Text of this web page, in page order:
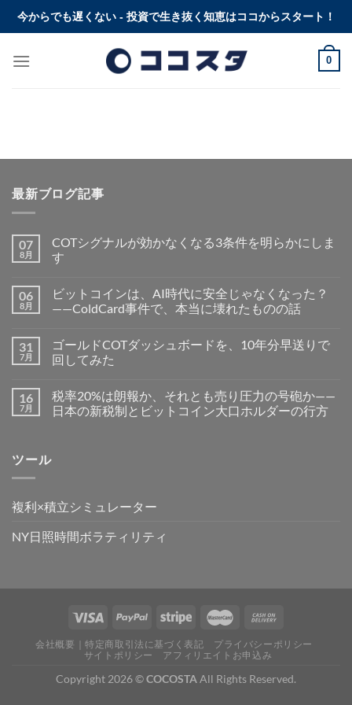
Skip今からでも遅くない - 投資で生き抜く知恵はココからスタート！
0
最新ブログ記事
07
8月
COTシグナルが効かなくなる3条件を明らかにしま
す
06
8月
ビットコインは、AI時代に安全じゃなくなった？
——ColdCard事件で、本当に壊れたものの話
31
7月
ゴールドCOTダッシュボードを、10年分早送りで
回してみた
16
7月
税率20%は朗報か、それとも売り圧力の号砲か——
日本の新税制とビットコイン大口ホルダーの行方
ツール
複利×積立シミュレーター
NY日照時間ボラティリティ
会社概要｜特定商取引法に基づく表記
プライバシーポリシー
サイトポリシー
アフィリエイトお申込み
Copyright 2026 ©COCOSTAAll Rights Reserved.